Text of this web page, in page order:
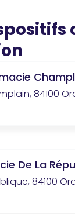
84100
De La
84100